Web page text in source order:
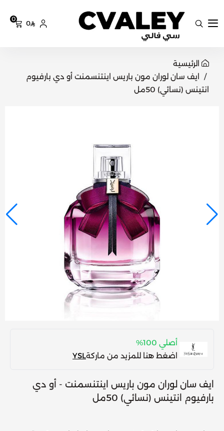
سي فالي
0
0
الرئيسية
ايف سان لوران مون باريس اينتنسمنت أو دي بارفيوم
انتينس (نسائي) 50مل
أصلي 100%
اضغط هنا للمزيد من ماركةYSL
ايف سان لوران مون باريس اينتنسمنت - أو دي
بارفيوم انتينس (نسائي) 50مل